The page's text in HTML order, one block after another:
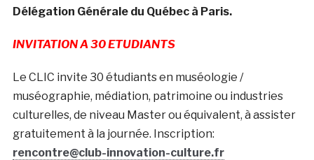
Délégation Générale du Québec à Paris.
INVITATION A 30 ETUDIANTS
Le CLIC invite 30 étudiants en muséologie /
muséographie, médiation, patrimoine ou industries
culturelles, de niveau Master ou équivalent, à assister
gratuitement à la journée. Inscription:
rencontre@club-innovation-culture.fr